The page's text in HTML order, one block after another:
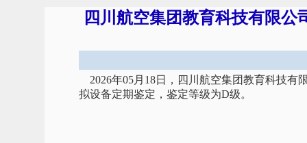
四川航空集团教育科技有限公
2026年05月18日，四川航空集团教育科技有
拟设备定期鉴定，鉴定等级为D级。